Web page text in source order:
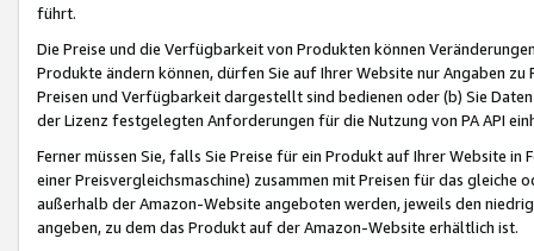
führt.
Die Preise und die Verfügbarkeit von Produkten können
Produkte ändern können, dürfen Sie auf Ihrer Website nur Angaben
Preisen und Verfügbarkeit dargestellt sind bedienen oder (b) Sie
der Lizenz festgelegten Anforderungen für die Nutzung von PA API
Ferner müssen Sie, falls Sie Preise für ein Produkt auf Ihrer Website
einer Preisvergleichsmaschine) zusammen mit Preisen für das
außerhalb der Amazon-Website angeboten werden, jeweils den
angeben, zu dem das Produkt auf der Amazon-Website erhältlich ist.